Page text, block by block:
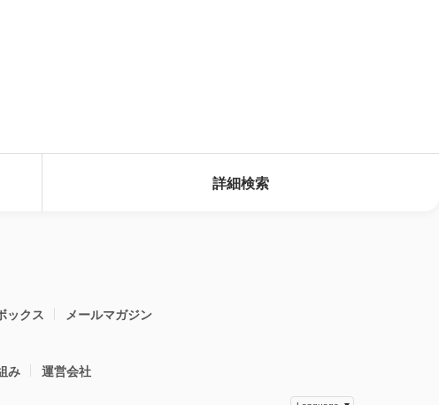
詳細検索
ックス
メールマガジン
み 運営会社